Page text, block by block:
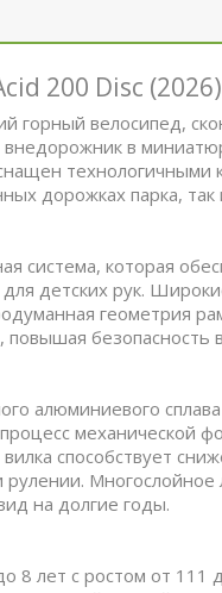
200 Disc (2026)
горный велосипед,
в
дорожках парка,
которая
детских рук.
геометрия
повышая безопасность
алюминиевого
механической
способствует
Многослойное
на долгие годы.
8 лет с ростом от